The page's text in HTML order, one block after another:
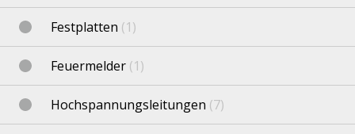
Festplatten (1)
Feuermelder (1)
Hochspannungsleitungen (7)